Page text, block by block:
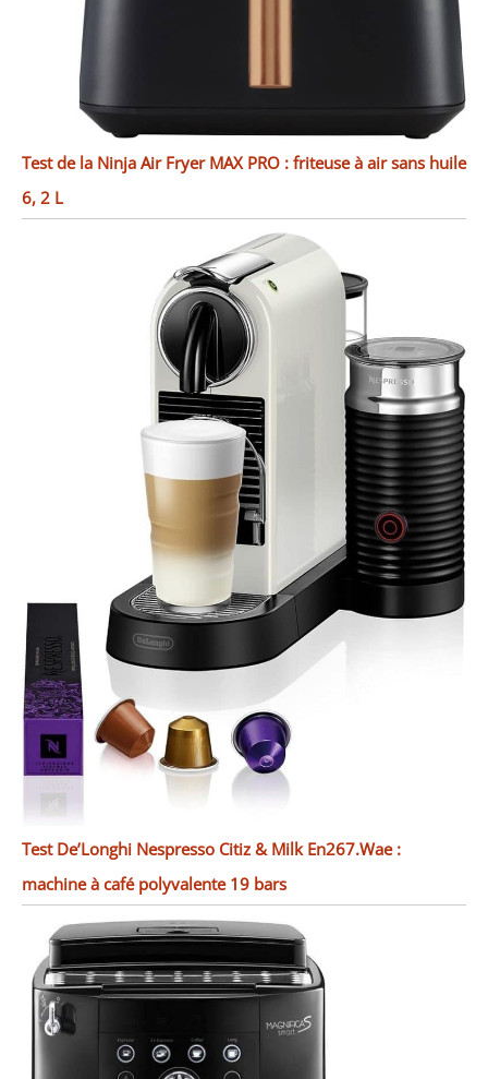
Test de la Ninja Air Fryer MAX PRO : friteuse à air sans huile
6, 2 L
Test De’Longhi Nespresso Citiz & Milk En267.Wae :
machine à café polyvalente 19 bars